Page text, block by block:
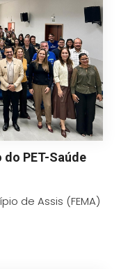
PET-Saúde
de Assis (FEMA)